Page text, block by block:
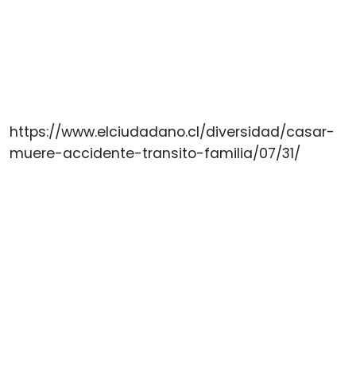
https://www.elciudadano.cl/diversidad/casar-
muere-accidente-transito-familia/07/31/